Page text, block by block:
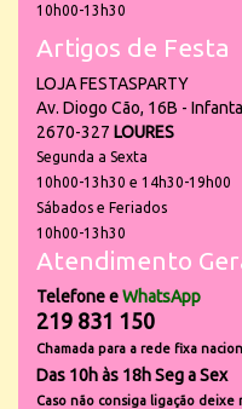
10h00-13h30
Artigos de Festa
LOJA FESTASPARTY
Av. Diogo Cão, 16B -
2670-327 LOURES
Segunda a Sexta
10h00-13h30 e 14h30-19h00
Sábados e Feriados
10h00-13h30
Atendimento
Telefone eWhatsApp
219 831 150
Chamada para a rede fixa
Das 10h às 18h Seg a Sex
Caso não consiga ligação deixe